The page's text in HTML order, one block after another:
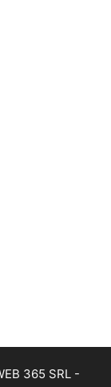
365 SRL -